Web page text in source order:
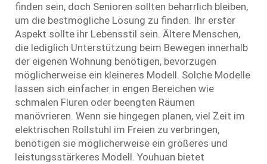
finden sein, doch Senioren sollten beharrlich bleiben,
um die bestmögliche Lösung zu finden. Ihr erster
Aspekt sollte ihr Lebensstil sein. Ältere Menschen,
die lediglich Unterstützung beim Bewegen innerhalb
der eigenen Wohnung benötigen, bevorzugen
möglicherweise ein kleineres Modell. Solche Modelle
lassen sich einfacher in engen Bereichen wie
schmalen Fluren oder beengten Räumen
manövrieren. Wenn sie hingegen planen, viel Zeit im
elektrischen Rollstuhl im Freien zu verbringen,
benötigen sie möglicherweise ein größeres und
leistungsstärkeres Modell. Youhuan bietet